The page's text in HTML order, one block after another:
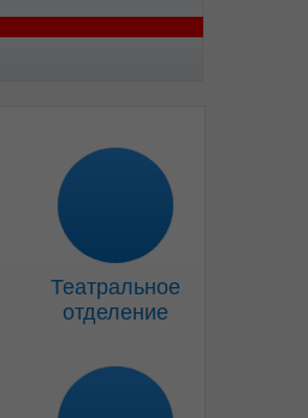
Театральное
отделение